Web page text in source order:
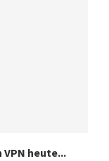
VPN heute...